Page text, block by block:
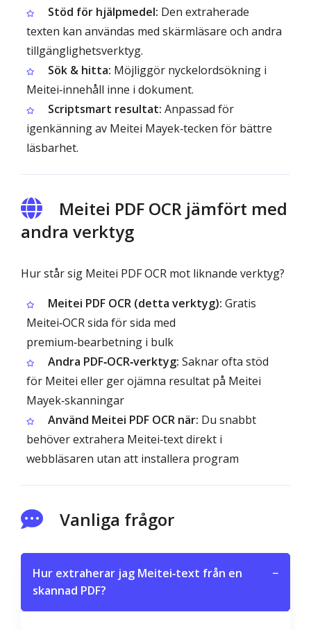
Stöd för hjälpmedel: Den extraherade
texten kan användas med skärmläsare och andra
tillgänglighetsverktyg.
Sök & hitta: Möjliggör nyckelordsökning i
Meitei‑innehåll inne i dokument.
Scriptsmart resultat: Anpassad för
igenkänning av Meitei Mayek‑tecken för bättre
läsbarhet.
Meitei PDF OCR jämfört med
andra verktyg
Hur står sig Meitei PDF OCR mot liknande verktyg?
Meitei PDF OCR (detta verktyg): Gratis
Meitei‑OCR sida för sida med
premium‑bearbetning i bulk
Andra PDF‑OCR‑verktyg: Saknar ofta stöd
för Meitei eller ger ojämna resultat på Meitei
Mayek‑skanningar
Använd Meitei PDF OCR när: Du snabbt
behöver extrahera Meitei‑text direkt i
webbläsaren utan att installera program
Vanliga frågor
Hur extraherar jag Meitei‑text från en
skannad PDF?
−